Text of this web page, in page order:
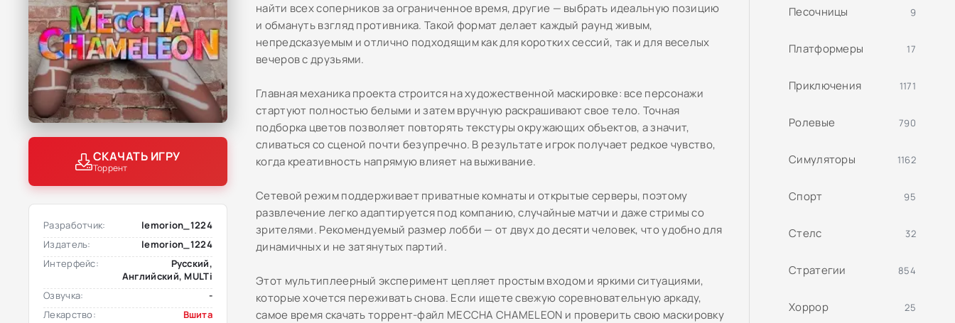
СКАЧАТЬ ИГРУ
Торрент
Разработчик:
lemorion_1224
Издатель:
lemorion_1224
Интерфейс:
Русский,
Английский, MULTi
Озвучка:
-
Лекарство:
Вшита
найти всех соперников за ограниченное время, другие — выбрать идеальную позицию
и обмануть взгляд противника. Такой формат делает каждый раунд живым,
непредсказуемым и отлично подходящим как для коротких сессий, так и для веселых
вечеров с друзьями.
Главная механика проекта строится на художественной маскировке: все персонажи
стартуют полностью белыми и затем вручную раскрашивают свое тело. Точная
подборка цветов позволяет повторять текстуры окружающих объектов, а значит,
сливаться со сценой почти безупречно. В результате игрок получает редкое чувство,
когда креативность напрямую влияет на выживание.
Сетевой режим поддерживает приватные комнаты и открытые серверы, поэтому
развлечение легко адаптируется под компанию, случайные матчи и даже стримы со
зрителями. Рекомендуемый размер лобби — от двух до десяти человек, что удобно для
динамичных и не затянутых партий.
Этот мультиплеерный эксперимент цепляет простым входом и яркими ситуациями,
которые хочется переживать снова. Если ищете свежую соревновательную аркаду,
самое время скачать торрент-файл MECCHA CHAMELEON и проверить свою маскировку
Песочницы 9
Платформеры 17
Приключения 1171
Ролевые 790
Симуляторы 1162
Спорт 95
Стелс 32
Стратегии 854
Хоррор 25